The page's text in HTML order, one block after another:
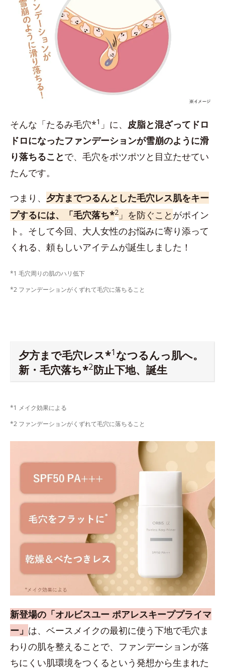
そんな「たるみ毛穴*1 」に、 皮脂と混ざってドロ
ドロになったファンデーションが雪崩のように滑
り落ちることで、毛穴をポツポツと目立たせてい
たんです。
つまり、 夕方までつるんとした毛穴レス肌をキー
プするには、「毛穴落ち*2 」を防ぐこと がポイン
ト。そして今回、大人女性のお悩みに寄り添って
くれる、頼もしいアイテムが誕生しました！
*1 毛穴周りの肌のハリ低下
*2 ファンデーションがくずれて毛穴に落ちること
夕方まで毛穴レス*1なつるんっ肌へ。
新・毛穴落ち*2防止下地、誕生
*1 メイク効果による
*2 ファンデーションがくずれて毛穴に落ちること
新登場の「オルビスユー ポアレスキーププライマ
ー」 は、ベースメイクの最初に使う下地で毛穴ま
わりの肌を整えることで、ファンデーションが落
ちにくい肌環境をつくるという発想から生まれた